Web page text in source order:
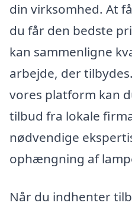
din virksomhed. At
du får den bedste
kan sammenligne
arbejde, der
vores platform kan
tilbud fra lokale
nødvendige
ophængning af
Når du indhenter